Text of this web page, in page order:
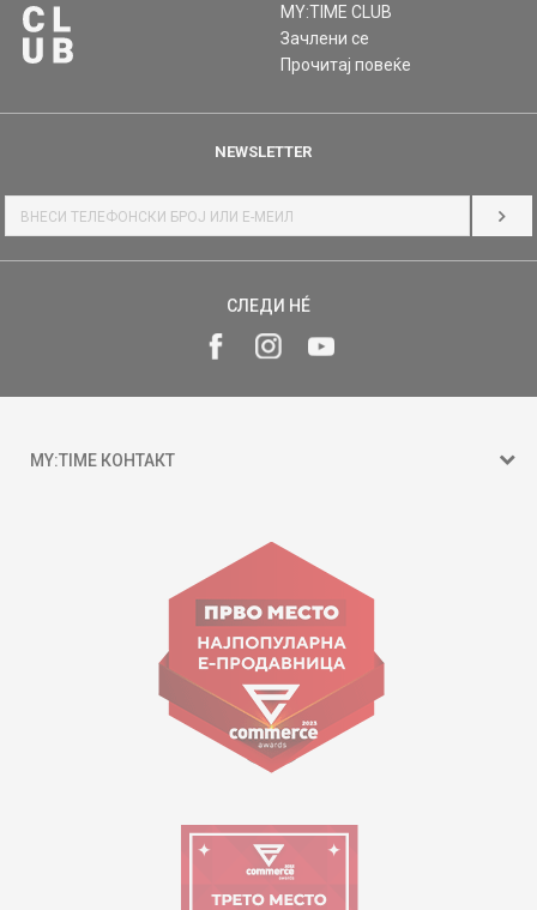
MY:TIME CLUB
Зачлени се
Прочитај повеќе
NEWSLETTER
СЛЕДИ НÉ
MY:TIME КОНТАКТ
ул. Гоце Николовски бр.74 Скопје
contact@mytime.mk
Работно време:
09:00 до 17:00